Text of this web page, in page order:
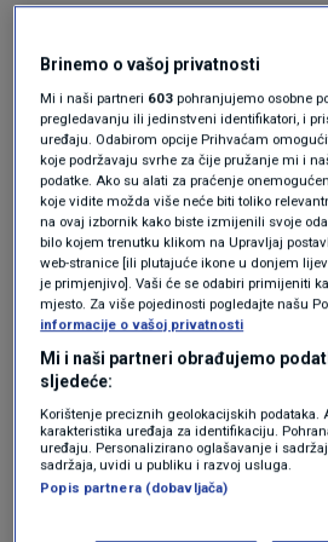
u optočnom sustavu vašeg
uređaja. Kada ga nema
počinje "patiti" i pokazivati
Koliko dugo
klima-uređaju?
Pitanje iz naslova, koliko
uređaju, ima odgovor koji
čimbenika. Općenito,
rashladni plin u klima-
5 godina pri uobičajenom
Brinemo o vašoj privatnosti
Mi i naši partneri 603 pohranjujemo osobne
pregledavanju ili jedinstveni identifikatori, i
uređaju. Odabirom opcije Prihvaćam
koje podržavaju svrhe za čije pružanje mi i
podatke. Ako su alati za praćenje
koje vidite možda više neće biti toliko
na ovaj izbornik kako biste izmijenili svoje
bilo kojem trenutku klikom na Upravljaj
web-stranice [ili plutajuće ikone u donjem
je primjenjivo]. Vaši će se odabiri primijeniti
mjesto. Za više pojedinosti pogledajte našu
informacije o vašoj privatnosti
Mi i naši partneri obrađujemo
sljedeće:
Korištenje preciznih geolokacijskih podataka.
karakteristika uređaja za identifikaciju.
uređaju. Personalizirano oglašavanje i
sadržaja, uvidi u publiku i razvoj usluga.
Popis partnera (dobavljača)